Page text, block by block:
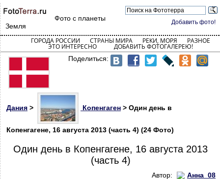
Добавить фото!
Фото с планеты
Земля
ГОРОДА РОССИИ СТРАНЫ МИРА РЕКИ, МОРЯ РАЗНОЕ
ЭТО ИНТЕРЕСНО ДОБАВИТЬ ФОТОГАЛЕРЕЮ!
Поделиться:
Дания > Копенгаген > Один день в
Копенгагене, 16 августа 2013 (часть 4) (24 Фото)
Один день в Копенгагене, 16 августа 2013
(часть 4)
Автор:
Анна_08